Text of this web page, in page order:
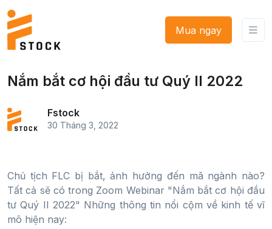
Mua ngay
Nắm bắt cơ hội đầu tư Quý II 2022
Fstock
30 Tháng 3, 2022
Chủ tịch FLC bị bắt, ảnh hưởng đến mã ngành nào?
Tất cả sẽ có trong Zoom Webinar "Nắm bắt cơ hội đầu
tư Quý II 2022" Những thông tin nổi cộm về kinh tế vĩ
mô hiện nay: